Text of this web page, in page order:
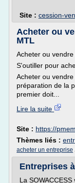
Site : cession-
Acheter ou
MTL
Acheter ou
S'outiller pour
Acheter ou
préparation de la
premier doit...
Lire la suite
Site : https://
Thèmes liés :
acheter un entreprise
Entreprises
La